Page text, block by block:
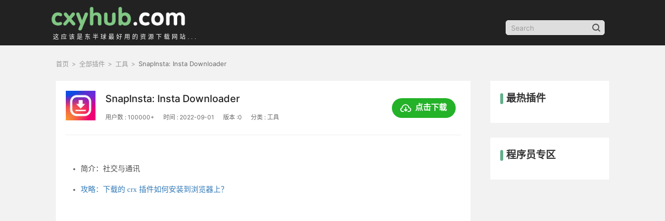
这应该是东半球最好用的资源下载网站...
首页 > 全部插件 > 工具 > SnapInsta: Insta Downloader
SnapInsta: Insta Downloader
用户数 : 100000+ 时间 : 2022-09-01 版本 :0 分类 : 工具
点击下载
简介：社交与通讯
攻略：下载的 crx 插件如何安装到浏览器上？
最热插件
程序员专区